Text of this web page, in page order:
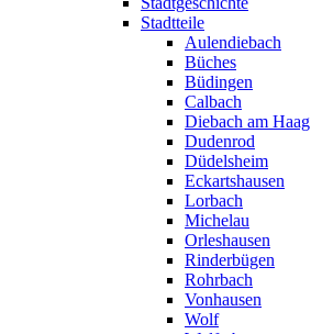
Stadtteile
Aulendiebach
Büches
Büdingen
Calbach
Diebach am Haag
Dudenrod
Düdelsheim
Eckartshausen
Lorbach
Michelau
Orleshausen
Rinderbügen
Rohrbach
Vonhausen
Wolf